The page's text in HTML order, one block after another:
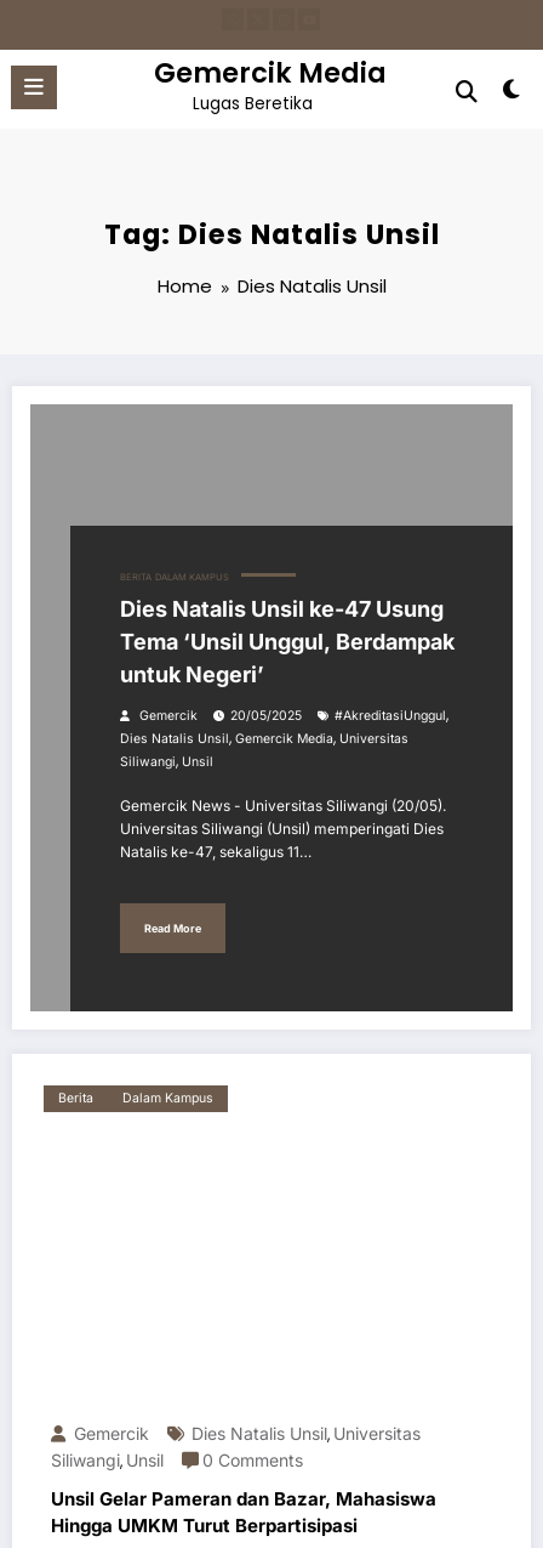
content
Gemercik Media
Lugas Beretika
Tag: Dies Natalis Unsil
Home Dies Natalis Unsil
BERITA DALAM KAMPUS
Dies Natalis Unsil ke-47 Usung
Tema ‘Unsil Unggul, Berdampak
untuk Negeri’
Gemercik 20/05/2025 #AkreditasiUnggul,
Dies Natalis Unsil, Gemercik Media, Universitas
Siliwangi, Unsil
Gemercik News - Universitas Siliwangi (20/05).
Universitas Siliwangi (Unsil) memperingati Dies
Natalis ke-47, sekaligus 11…
Read More
Berita Dalam Kampus
Gemercik Dies Natalis Unsil, Universitas
Siliwangi, Unsil 0 Comments
Unsil Gelar Pameran dan Bazar, Mahasiswa
Hingga UMKM Turut Berpartisipasi